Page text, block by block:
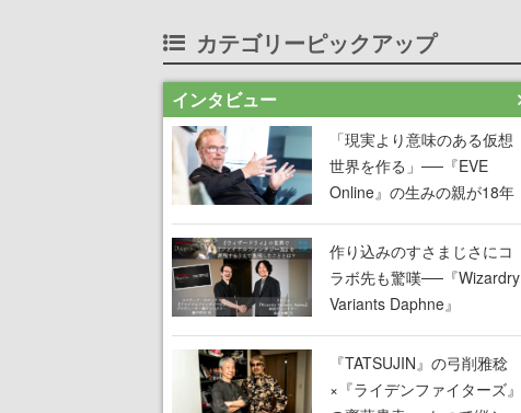
カテゴリーピックアップ
インタビュー
「現実より意味のある仮想
世界を作る」──『EVE
Online』の生みの親が18年
掲げ続ける”クレイジーな宣
言”は、比喩ではなく本気だ
った
作り込みのすさまじさにコ
ラボ先も驚嘆──『Wizardry
Variants Daphne』
×『FFXI』コラボが期間限
定なのにジョブもキャラも
武器も戦闘システムもワン
『TATSUJIN』の弓削雅稔
×『ライデンファイターズ』